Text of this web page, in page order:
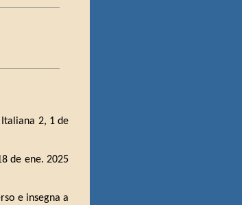
Italiana 2, 1 de
de ene. 2025
e insegna a